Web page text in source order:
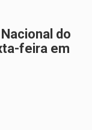
do
feira em